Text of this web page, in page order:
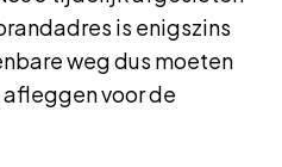
is enigszins
weg dus moeten
voor de